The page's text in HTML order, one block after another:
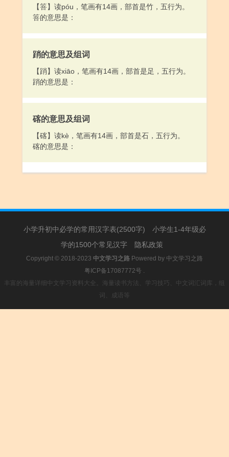
【箁】读póu，笔画有14画，部首是竹，五行为。
箁的意思是：
踃的意思及组词
【踃】读xiāo，笔画有14画，部首是足，五行为。
踃的意思是：
碦的意思及组词
【碦】读kè，笔画有14画，部首是石，五行为。
碦的意思是：
小学升初中必学的常用汉字表(2500字)
小学生1-4年级必
学的1500个常见汉字
隐私政策
Copyright © 2018-2023 中文学习之路 Powered by 中文学习之路
粤ICP备17087772号 .
丰富的海量详细中文学习资料大全。海量读书方法、学习技巧、中文词汇词库，组
词、成语等